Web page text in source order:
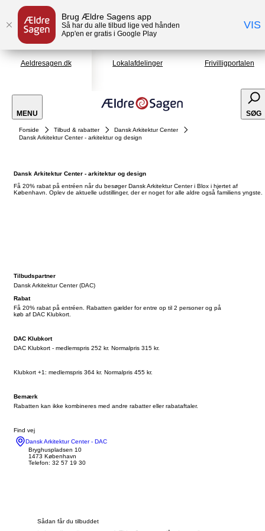
Brug Ældre Sagens app
Så har du alle tilbud lige ved hånden
App'en er gratis i Google Play
VIS
Aeldresagen.dk Lokalafdelinger Frivilligportalen
MENU SØG
Forside Tilbud & rabatter
Dansk Arkitektur Center
Dansk Arkitektur Center - arkitektur og design
Dansk Arkitektur Center - arkitektur og design
Få 20% rabat på entréen når du besøger Dansk Arkitektur Center i Blox i hjertet af
København. Oplev de aktuelle udstillinger, der er noget for alle aldre også familiens yngste.
Tilbudspartner
Dansk Arkitektur Center (DAC)
Rabat
Få 20% rabat på entréen. Rabatten gælder for entre op til 2 personer og på
køb af DAC Klubkort.
DAC Klubkort
DAC Klubkort - medlemspris 252 kr. Normalpris 315 kr.
Klubkort +1: medlemspris 364 kr. Normalpris 455 kr.
Bemærk
Rabatten kan ikke kombineres med andre rabatter eller rabataftaler.
Find vej
Dansk Arkitektur Center - DAC
Bryghuspladsen 10
1473 København
Telefon: 32 57 19 30
Sådan får du tilbuddet